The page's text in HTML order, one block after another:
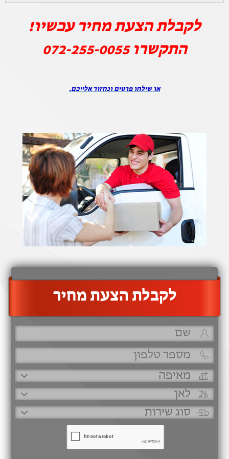
לקבלת הצעת מחיר עכשיו!
התקשרו072-255-0055
או שילחו פרטים ונחזור אלייכם.
‫לקבלת הצעת מחיר